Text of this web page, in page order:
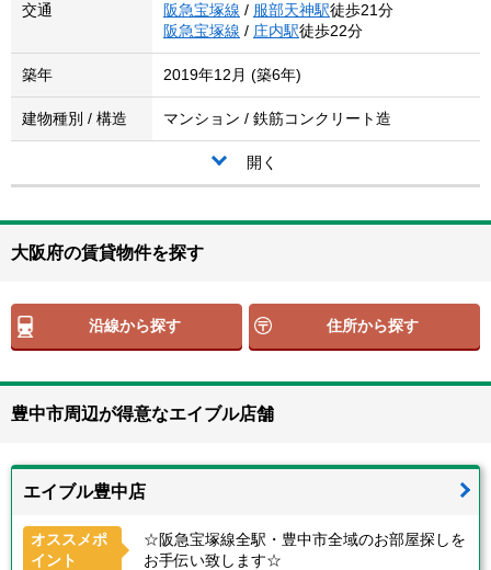
交通
阪急宝塚線 / 服部天神駅徒歩21分
阪急宝塚線 / 庄内駅徒歩22分
築年 2019年12月 (築6年)
建物種別 / 構造 マンション / 鉄筋コンクリート造
開く
大阪府の賃貸物件を探す
沿線から探す 住所から探す
豊中市周辺が得意なエイブル店舗
エイブル豊中店
オススメポ
イント
☆阪急宝塚線全駅・豊中市全域のお部屋探しを
お手伝い致します☆